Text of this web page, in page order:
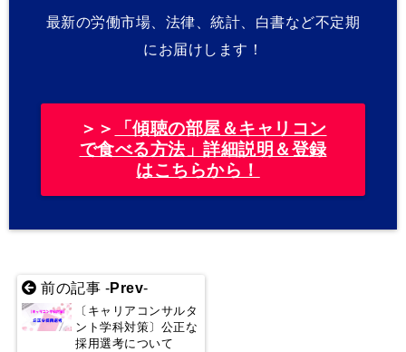
最新の労働市場、法律、統計、白書など不定期
にお届けします！
＞＞
「傾聴の部屋＆キャリコン
で食べる方法」詳細説明＆登録
はこちらから！
前の記事 -Prev-
〔キャリアコンサルタ
ント学科対策〕公正な
採用選考について